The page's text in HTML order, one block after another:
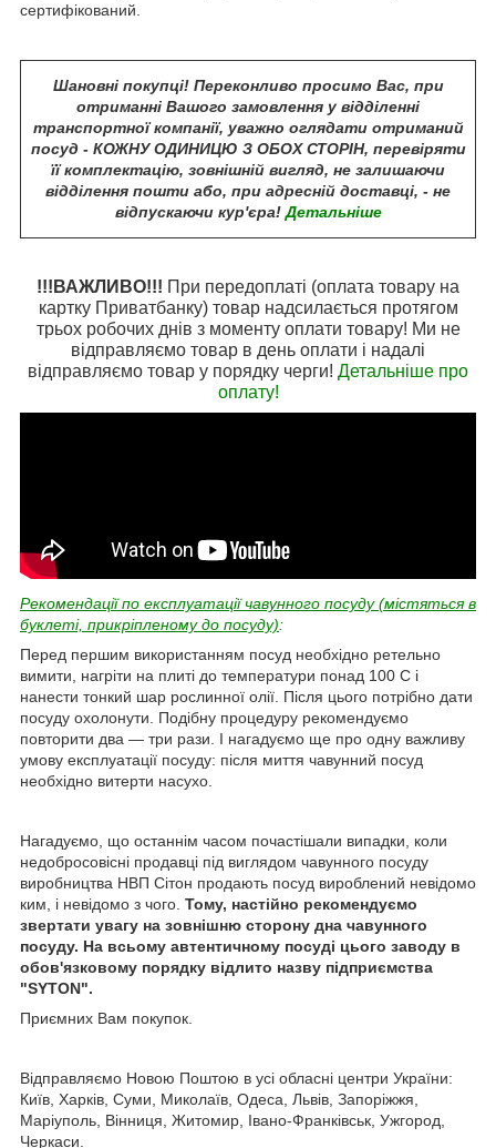
сертифікований.
Шановні покупці! Переконливо просимо Вас, при
отриманні Вашого замовлення у відділенні
транспортної компанії, уважно оглядати отриманий
посуд - КОЖНУ ОДИНИЦЮ З ОБОХ СТОРІН, перевіряти
її комплектацію, зовнішній вигляд, не залишаючи
відділення пошти або, при адресній доставці, - не
відпускаючи кур'єра!Детальніше
!!!ВАЖЛИВО!!! При передоплаті (оплата товару на
картку Приватбанку) товар надсилається протягом
трьох робочих днів з моменту оплати товару! Ми не
відправляємо товар в день оплати і надалі
відправляємо товар у порядку черги! Детальніше про
оплату!
Рекомендації по експлуатації чавунного посуду (містяться в
буклеті, прикріпленому до посуду):
Перед першим використанням посуд необхідно ретельно
вимити, нагріти на плиті до температури понад 100 С і
нанести тонкий шар рослинної олії. Після цього потрібно дати
посуду охолонути. Подібну процедуру рекомендуємо
повторити два ― три рази. І нагадуємо ще про одну важливу
умову експлуатації посуду: після миття чавунний посуд
необхідно витерти насухо.
Нагадуємо, що останнім часом почастішали випадки, коли
недобросовісні продавці під виглядом чавунного посуду
виробництва НВП Сітон продають посуд вироблений невідомо
ким, і невідомо з чого. Тому, настійно рекомендуємо
звертати увагу на зовнішню сторону дна чавунного
посуду. На всьому автентичному посуді цього заводу в
обов'язковому порядку відлито назву підприємства
"SYTON".
Приємних Вам покупок.
Відправляємо Новою Поштою в усі обласні центри України:
Київ, Харків, Суми, Миколаїв, Одеса, Львів, Запоріжжя,
Маріуполь, Вінниця, Житомир, Івано-Франківськ, Ужгород,
Черкаси.